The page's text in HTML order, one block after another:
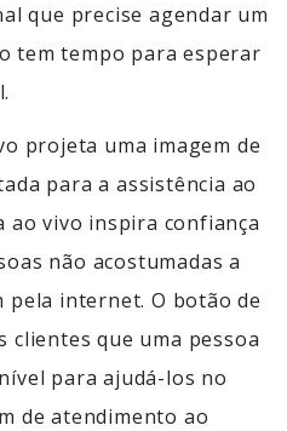
que precise agendar um
tem tempo para esperar
projeta uma imagem de
para a assistência ao
ao vivo inspira confiança
não acostumadas a
internet. O botão de
clientes que uma pessoa
para ajudá-los no
de atendimento ao